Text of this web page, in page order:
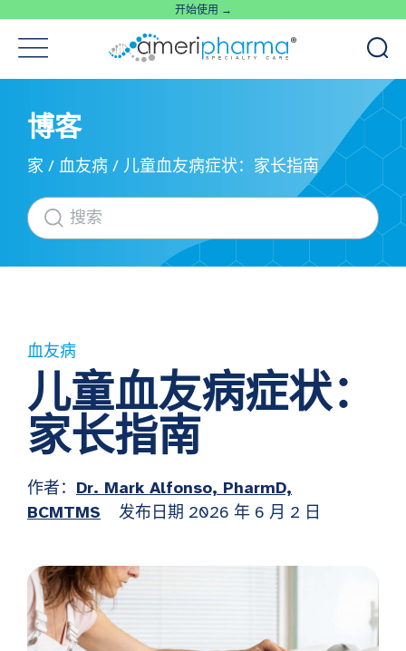
开始使用 →
博客
家 / 血友病 / 儿童血友病症状：家长指南
血友病
儿童血友病症状：
家长指南
作者： Dr. Mark Alfonso, PharmD,
BCMTMS
发布日期 2026 年 6 月 2 日